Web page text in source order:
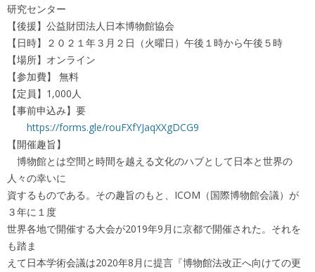
研究センター
【後援】公益財団法人日本博物館協会
【日時】２０２１年３月２日（火曜日）午後１時から午後５時
【場所】オンライン
【参加費】 無料
【定員】1,000人
【事前申込み】要
https://forms.gle/rouFXfYJaqXXgDCG9
【開催趣旨】
博物館とは空間と時間を越える文化のハブとして日本と世界の
人々の幸いに
資するものである。その趣旨のもと、ICOM（国際博物館会議）が
３年に１度
世界各地で開催する大会が2019年9月に京都で開催された。それを
も踏ま
えて日本学術会議は2020年8月に提言『博物館法改正へ向けての更